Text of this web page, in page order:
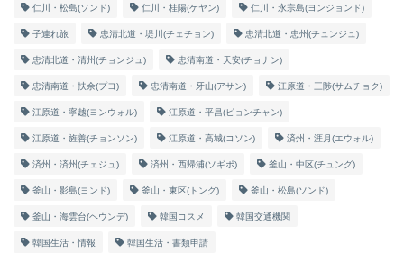
仁川・松島(ソンド) 仁川・桂陽(ケヤン) 仁川・永宗島(ヨンジョンド)
子連れ旅 忠清北道・堤川(チェチョン) 忠清北道・忠州(チュンジュ)
忠清北道・清州(チョンジュ) 忠清南道・天安(チョナン)
忠清南道・扶余(プヨ) 忠清南道・牙山(アサン) 江原道・三陟(サムチョク)
江原道・寧越(ヨンウォル) 江原道・平昌(ピョンチャン)
江原道・旌善(チョンソン) 江原道・高城(コソン) 済州・涯月(エウォル)
済州・済州(チェジュ) 済州・西帰浦(ソギポ) 釜山・中区(チュング)
釜山・影島(ヨンド) 釜山・東区(トング) 釜山・松島(ソンド)
釜山・海雲台(ヘウンデ) 韓国コスメ 韓国交通機関
韓国生活・情報 韓国生活・書類申請